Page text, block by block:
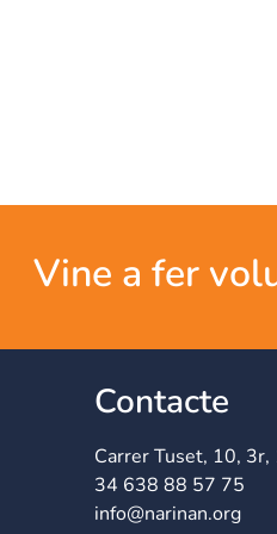
Vine a fer
Contacte
Carrer Tuset, 10, 3r,
34 638 88 57 75
info@narinan.org